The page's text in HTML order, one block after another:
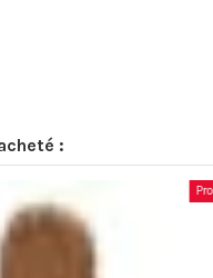
: